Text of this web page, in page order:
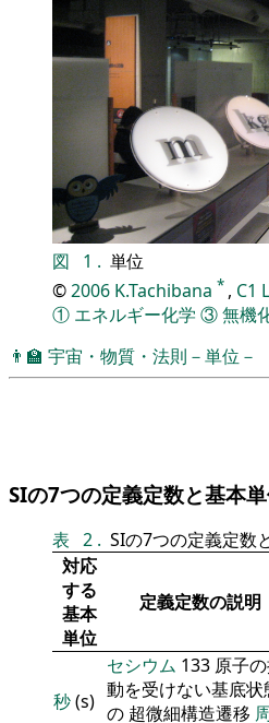
図 1 . 単位
©2006 K.Tachibana * , C1
① エネルギー化学 ③無機
👨‍🏫 宇宙・物質・法則－単位－
SIの7つの定義定数と基本
表 2 . SIの7つの定義定数
対応
する
基本
単位
定義定数の説明
秒(s)
セシウム 133 原子
動を受けない基底状
の 超微細構造遷移